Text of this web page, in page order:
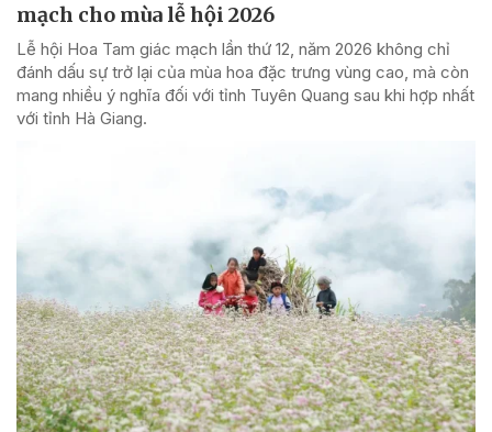
mạch cho mùa lễ hội 2026
Lễ hội Hoa Tam giác mạch lần thứ 12, năm 2026 không chỉ
đánh dấu sự trở lại của mùa hoa đặc trưng vùng cao, mà còn
mang nhiều ý nghĩa đối với tỉnh Tuyên Quang sau khi hợp nhất
với tỉnh Hà Giang.